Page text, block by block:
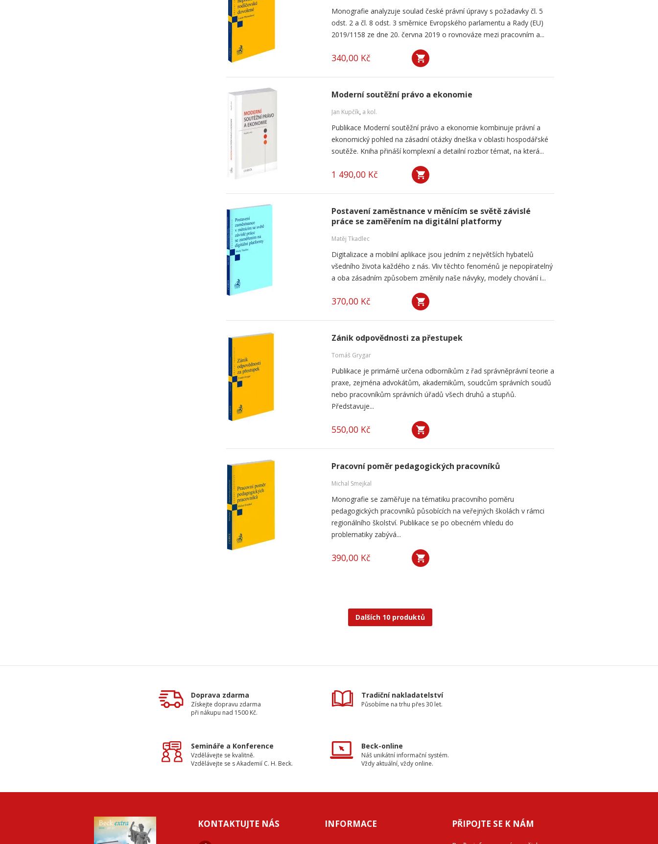
Monografie analyzuje soulad české právní úpravy s požadavky čl. 5
odst. 2 a čl. 8 odst. 3 směrnice Evropského parlamentu a Rady (EU)
2019/1158 ze dne 20. června 2019 o rovnováze mezi pracovním a...
340,00 Kč
Moderní soutěžní právo a ekonomie
Jan Kupčík, a kol.
Publikace Moderní soutěžní právo a ekonomie kombinuje právní a
ekonomický pohled na zásadní otázky dneška v oblasti hospodářské
soutěže. Kniha přináší komplexní a detailní rozbor témat, na která...
1 490,00 Kč
Postavení zaměstnance v měnícím se světě závislé
práce se zaměřením na digitální platformy
Matěj Tkadlec
Digitalizace a mobilní aplikace jsou jedním z největších hybatelů
všedního života každého z nás. Vliv těchto fenoménů je nepopíratelný
a oba zásadním způsobem změnily naše návyky, modely chování i...
370,00 Kč
Zánik odpovědnosti za přestupek
Tomáš Grygar
Publikace je primárně určena odborníkům z řad správněprávní teorie a
praxe, zejména advokátům, akademikům, soudcům správních soudů
nebo pracovníkům správních úřadů všech druhů a stupňů.
Představuje...
550,00 Kč
Pracovní poměr pedagogických pracovníků
Michal Smejkal
Monografie se zaměřuje na tématiku pracovního poměru
pedagogických pracovníků působících na veřejných školách v rámci
regionálního školství. Publikace se po obecném vhledu do
problematiky zabývá...
390,00 Kč
Dalších 10 produktů
Doprava zdarma
Získejte dopravu zdarma
při nákupu nad 1500 Kč.
Tradiční nakladatelství
Působíme na trhu přes 30 let.
Semináře a Konference
Vzdělávejte se kvalitně.
Vzdělávejte se s Akademií C. H. Beck.
Beck-online
Náš unikátní informační systém.
Vždy aktuální, vždy online.
KONTAKTUJTE NÁS INFORMACE PŘIPOJTE SE K NÁM